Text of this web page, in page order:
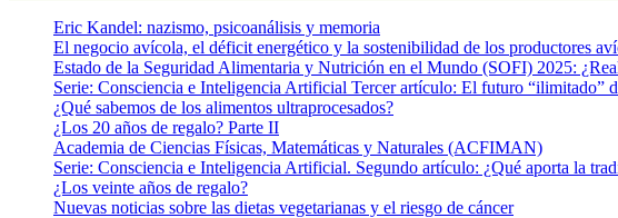
Eric Kandel: nazismo, psicoanálisis y memoria
El negocio avícola, el déficit energético y la sostenibilidad de los productores
Estado de la Seguridad Alimentaria y Nutrición en el Mundo (SOFI) 2025:
Serie: Consciencia e Inteligencia Artificial Tercer artículo: El futuro “ilimitado”
¿Qué sabemos de los alimentos ultraprocesados?
¿Los 20 años de regalo? Parte II
Academia de Ciencias Físicas, Matemáticas y Naturales (ACFIMAN)
Serie: Consciencia e Inteligencia Artificial. Segundo artículo: ¿Qué aporta la
¿Los veinte años de regalo?
Nuevas noticias sobre las dietas vegetarianas y el riesgo de cáncer